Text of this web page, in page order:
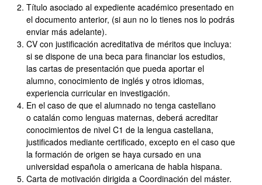
Título asociado al expediente académico presentado en
el documento anterior, (si aun no lo tienes nos lo podrás
enviar más adelante).
CV con justificación acreditativa de méritos que incluya:
si se dispone de una beca para financiar los estudios,
las cartas de presentación que pueda aportar el
alumno, conocimiento de inglés y otros idiomas,
experiencia curricular en investigación.
En el caso de que el alumnado no tenga castellano
o catalán como lenguas maternas, deberá acreditar
conocimientos de nivel C1 de la lengua castellana,
justificados mediante certificado, excepto en el caso que
la formación de origen se haya cursado en una
universidad española o americana de habla hispana.
Carta de motivación dirigida a Coordinación del máster.